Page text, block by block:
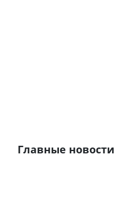
Главные новости